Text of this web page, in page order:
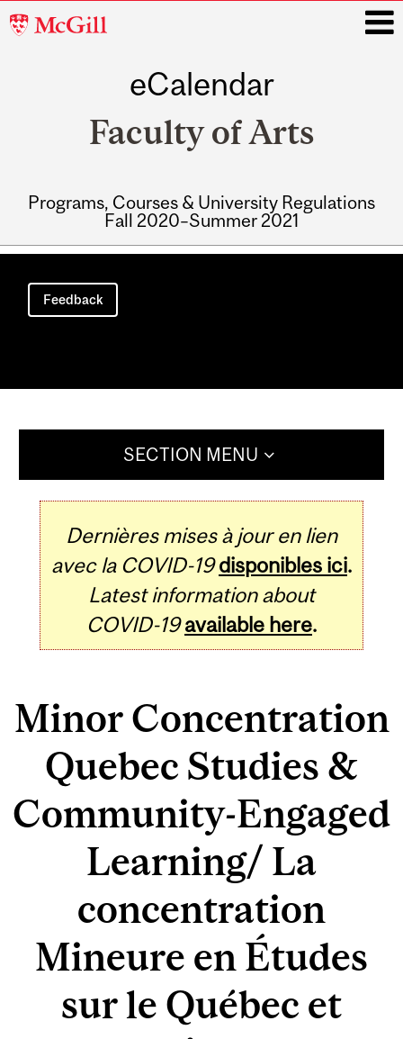
McGill
eCalendar
Faculty of Arts
Programs, Courses & University Regulations
Fall 2020–Summer 2021
Main
navigation
Feedback
SECTION MENU
Dernières mises à jour en lien
avec la COVID-19 disponibles ici.
Latest information about
COVID-19 available here.
Minor Concentration
Quebec Studies &
Community-Engaged
Learning/ La
concentration
Mineure en Études
sur le Québec et